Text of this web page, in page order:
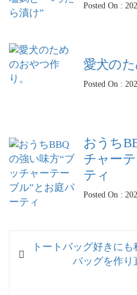
Posted On :
愛犬のた
Posted On :
おうち
チャー
ティ
Posted On :
稿
過
トートバッグ好きに
バッグを作り